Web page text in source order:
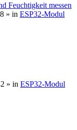
Feuchtigkeit messen
» in ESP32-Modul
» in ESP32-Modul